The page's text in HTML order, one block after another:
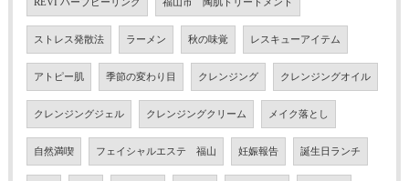
REVI ハーブピーリング 福山市 陶肌トリートメント
ストレス発散法 ラーメン 秋の味覚 レスキューアイテム
アトピー肌 季節の変わり目 クレンジング クレンジングオイル
クレンジングジェル クレンジングクリーム メイク落とし
自然満喫 フェイシャルエステ 福山 妊娠報告 誕生日ランチ